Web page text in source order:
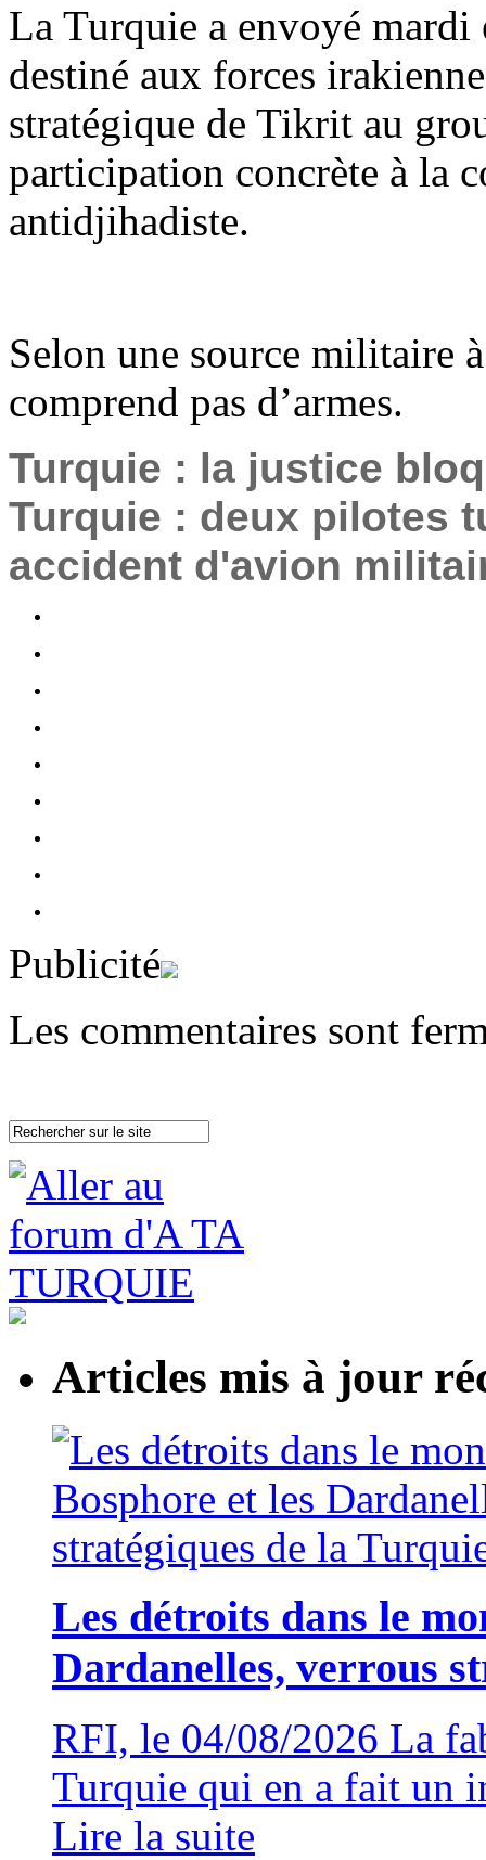
La Turquie a envoyé
destiné aux forces
stratégique de Tikrit au
participation concrète à la
antidjihadiste.
Selon une source militaire
comprend pas d’armes.
Turquie : la justice
Turquie : deux pilotes
accident d'avion
Publicité
Les commentaires sont
Articles mis à jour
Les détroits dans le
Dardanelles, verrous
RFI, le 04/08/2026 La
Turquie qui en a fait un
Lire la suite